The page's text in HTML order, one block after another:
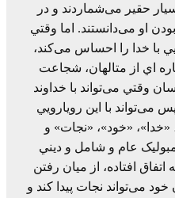
حقير می‌شماردند و در
او می‌دانستند. اما وقتي
با خدا را احساس می‌کند،
اي از متالهان، شجاعت
بودن پيدا می‌کند. (2) انسان وقتي می‌تواند با خداوند
می‌تواند با اين رويارويي
«خدا»، «خود»، «نجات» و
عام و شامل و ديني
افتاده، از ميان رفتن
می‌تواند نجات پيدا کند و